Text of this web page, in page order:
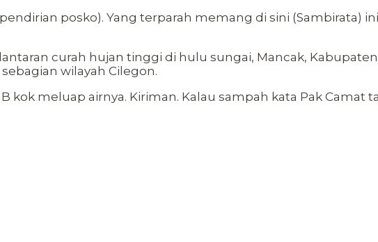
posko). Yang terparah memang di sini (Sambirata)
curah hujan tinggi di hulu sungai, Mancak,
wilayah Cilegon.
kok meluap airnya. Kiriman. Kalau sampah kata Pak Camat